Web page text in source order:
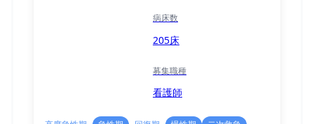
病床数
205床
募集職種
看護師